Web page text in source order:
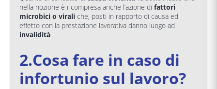
nella nozione è ricompresa anche l’azione di fattori
microbici o virali che, posti in rapporto di causa ed
effetto con la prestazione lavorativa danno luogo ad
invalidità.
2.Cosa fare in caso di
infortunio sul lavoro?